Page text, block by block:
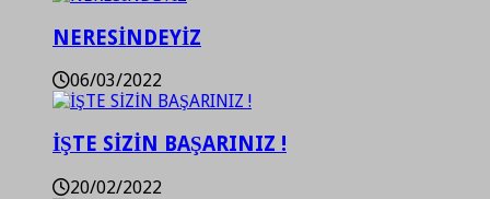
NERESİNDEYİZ
06/03/2022
İŞTE SİZİN BAŞARINIZ !
20/02/2022